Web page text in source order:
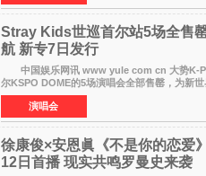
Stray Kids世巡首尔站5场全售
航 新专7日发行
中国娱乐网讯 www yule com cn 大势K-
尔KSPO DOME的5场演唱会全部售罄，为新
社JYP娱乐透露，Stray Kids于上月25至26日、
演唱会
徐康俊×安恩眞《不是你的恋爱
12日首播 现实共鸣罗曼史来袭